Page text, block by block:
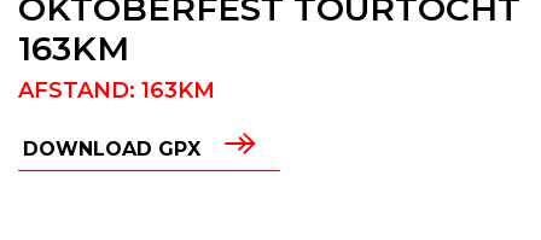
163KM
AFSTAND: 163KM
DOWNLOAD GPX